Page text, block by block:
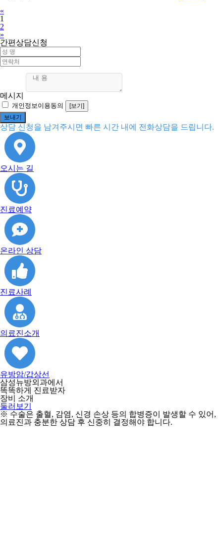
«
1
2
»
간편상담신청
메시지
개인정보이용동의 [보기]
상담 신청을 남겨주시면 빠른 시간 내에 전화상담을 드립니다.
오시는 길
진료예약
온라인 상담
진료사례
의료진소개
유방암/갑상선
삼성뉴방외과에서
똑똑하게 진료받자
장비 소개
둘러보기
※ 수술은 출혈, 감염, 신경 손상 등의 합병증이 발생할 수 있어,
의료진과 충분한 상담 후 신중히 결정해야 합니다.